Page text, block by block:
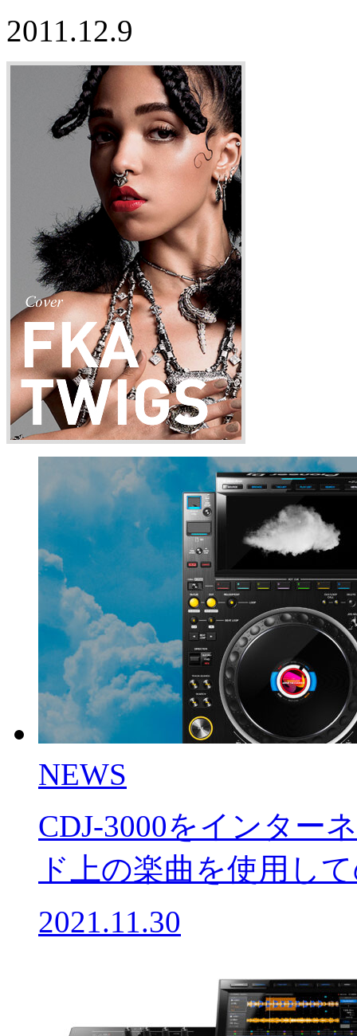
2011.12.9
NEWS
CDJ-3000をインター
ド上の楽曲を使用し
2021.11.30